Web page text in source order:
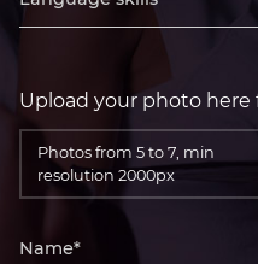
Upload your photo here
Photos from 5 to 7, min
resolution 2000px